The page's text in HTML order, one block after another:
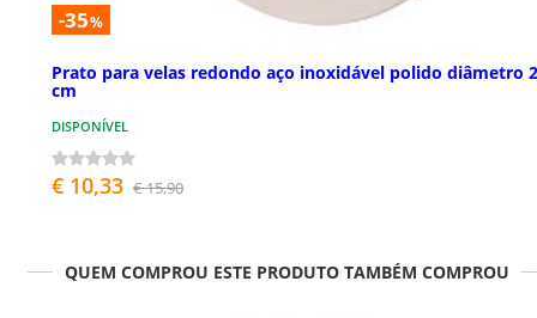
-35%
Prato para velas redondo aço inoxidável polido diâmetro
cm
DISPONÍVEL
€ 10,33 € 15,90
QUEM COMPROU ESTE PRODUTO TAMBÉM COMPROU